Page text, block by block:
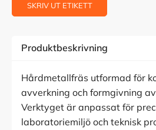
SKRIV UT ETIKETT
Produktbeskrivning
Hårdmetallfräs utformad för
avverkning och formgivning
Verktyget är anpassat för
laboratoriemiljö och teknisk